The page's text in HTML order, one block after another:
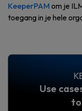
KeeperPAM om je
toegang in je hele
Use